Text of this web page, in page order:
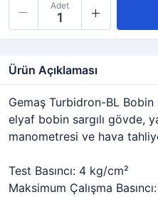
Adet
Ürün Açıklaması
Gemaş Turbidron-BL Bobin
elyaf bobin sargılı gövde,
manometresi ve hava
Test Basıncı: 4 kg/cm²
Maksimum Çalışma